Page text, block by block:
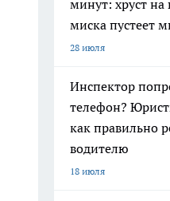
минут: хруст
миска пустеет
28 июля
Инспектор
телефон?
как правильно
водителю
18 июля